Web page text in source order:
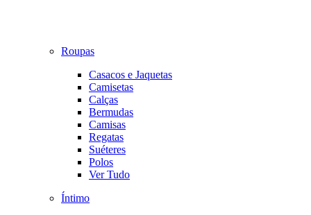
Roupas
Casacos e Jaquetas
Camisetas
Calças
Bermudas
Camisas
Regatas
Suéteres
Polos
Ver Tudo
Íntimo